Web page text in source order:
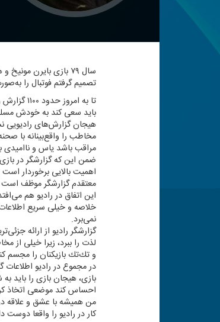
سال ۷۹ بازی بایرن
تصمیم گرفتم فوتبال را
تا به
باید سعی كند به خودش
هیجان گزارش‌های رادیویی
مخاطب را واقع‌بینانه با
مراقب باشد یاس و ناامیدی
ضمن این كه گزارشگر در
اهمیت بالایی برخوردار
معتقدم گزارشگر موظف است
این اتفاق در رادیو هم
خلاصه و خیلی سریع
نمی‌برد.
گزارشگر رادیو از ارائه
لذت را ببرد، زیرا خیلی از
و تك‌تك بازیكنان را مجسم
در مجموع در رادیو
بازی، هیجان بازی را باید
احساس كند موضعی اتخاذ
من همیشه با عشق و علاقه
كار در رادیو را واقعا